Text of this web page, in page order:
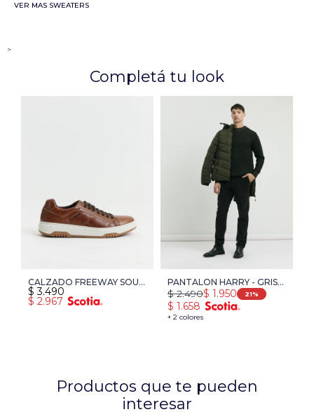
VER MAS SWEATERS
>
Completá tu look
CALZADO FREEWAY SOUL
01 - MARRON
$ 3.490
$ 2.967
PANTALON HARRY - GRIS
OSCURO
+ 2 colores
$ 1.950
$ 2.490 21
$ 1.658
Productos que te pueden
interesar